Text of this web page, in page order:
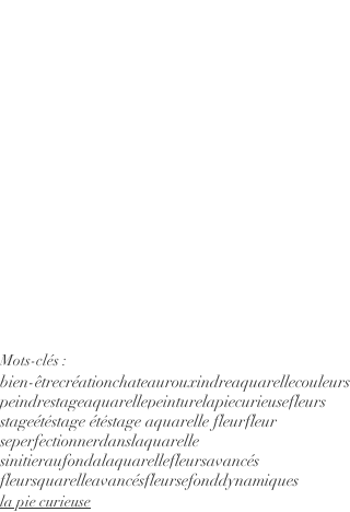
Mots-clés :
bien-êtrecréationchateaurouxindreaquarellecouleurs
peindrestageaquarellepeinturelapiecurieusefleurs
stageétéstage étéstage aquarelle fleurfleur
seperfectionnerdanslaquarelle
sinitieraufondalaquarellefleursavancés
fleursquarelleavancésfleursefonddynamiques
la pie curieuse